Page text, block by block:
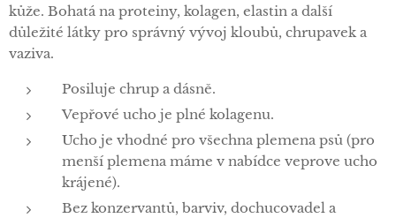
kůže. Bohatá na proteiny, kolagen, elastin a další
důležité látky pro správný vývoj kloubů, chrupavek a
vaziva.
Posiluje chrup a dásně.
Vepřové ucho je plné kolagenu.
Ucho je vhodné pro všechna plemena psů (pro
menší plemena máme v nabídce veprove ucho
krájené).
Bez konzervantů, barviv, dochucovadel a